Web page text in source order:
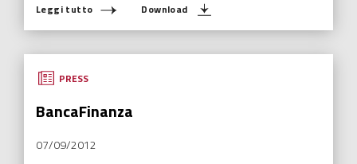
Leggi tutto Download
PRESS
BancaFinanza
07/09/2012